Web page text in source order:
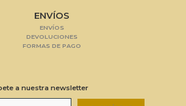
ENVÍOS
ENVÍOS
DEVOLUCIONES
FORMAS DE PAGO
a nuestra newsletter